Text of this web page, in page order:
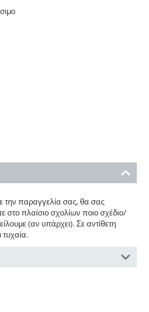
την παραγγελία σας, θα σας
στο πλαίσιο σχολίων ποιο σχέδιο/
(αν υπάρχει). Σε αντίθετη
τυχαία.